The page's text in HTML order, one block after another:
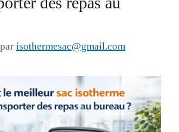
par isothermesac@gmail.com